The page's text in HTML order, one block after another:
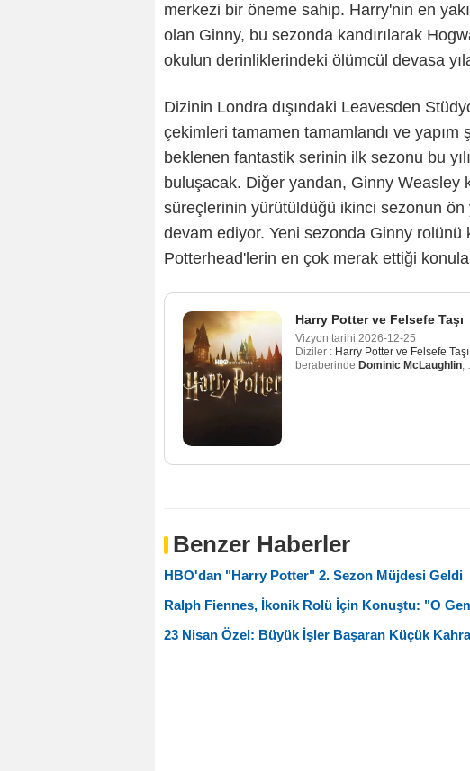
merkezi bir öneme sahip. Harry'nin en
olan Ginny, bu sezonda kandırılarak
okulun derinliklerindeki ölümcül devasa
Dizinin Londra dışındaki Leavesden
çekimleri tamamen tamamlandı ve yapım
beklenen fantastik serinin ilk sezonu bu
buluşacak. Diğer yandan, Ginny Weasley
süreçlerinin yürütüldüğü ikinci sezonun ön
devam ediyor. Yeni sezonda Ginny rolünü
Potterhead'lerin en çok merak ettiği
Harry Potter ve Felsefe Taşı
Vizyon tarihi 2026-12-25
Diziler : Harry Potter ve Felsefe Taşı
beraberinde Dominic McLaughlin,
Benzer Haberler
HBO'dan "Harry Potter" 2. Sezon Müjdesi Geldi
Ralph Fiennes, İkonik Rolü İçin Konuştu: "O
23 Nisan Özel: Büyük İşler Başaran Küçük